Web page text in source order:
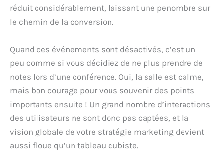
réduit considérablement, laissant une penombre sur
le chemin de la conversion.
Quand ces événements sont désactivés, c’est un
peu comme si vous décidiez de ne plus prendre de
notes lors d’une conférence. Oui, la salle est calme,
mais bon courage pour vous souvenir des points
importants ensuite ! Un grand nombre d’interactions
des utilisateurs ne sont donc pas captées, et la
vision globale de votre stratégie marketing devient
aussi floue qu’un tableau cubiste.